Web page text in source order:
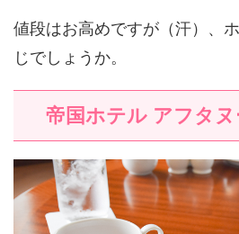
値段はお高めですが（汗）、
じでしょうか。
帝国ホテル アフタ